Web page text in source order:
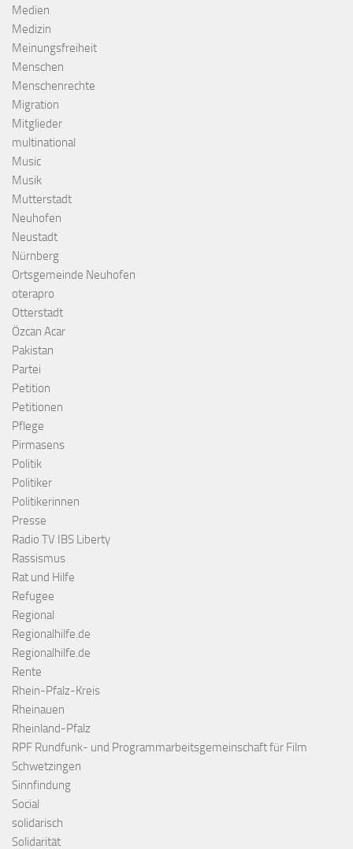
Medien
Medizin
Meinungsfreiheit
Menschen
Menschenrechte
Migration
Mitglieder
multinational
Music
Musik
Mutterstadt
Neuhofen
Neustadt
Nürnberg
Ortsgemeinde Neuhofen
oterapro
Otterstadt
Özcan Acar
Pakistan
Partei
Petition
Petitionen
Pflege
Pirmasens
Politik
Politiker
Politikerinnen
Presse
Radio TV IBS Liberty
Rassismus
Rat und Hilfe
Refugee
Regional
Regionalhilfe.de
Regionalhilfe.de
Rente
Rhein-Pfalz-Kreis
Rheinauen
Rheinland-Pfalz
RPF Rundfunk- und Programmarbeitsgemeinschaft für Film
Schwetzingen
Sinnfindung
Social
solidarisch
Solidarität